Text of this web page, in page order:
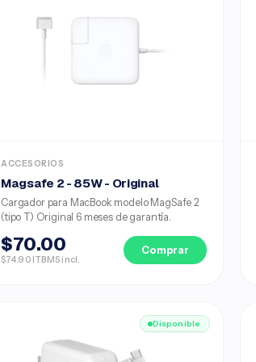
ACCESORIOS
Magsafe 2 - 85W - Original
Cargador para MacBook modelo MagSafe 2
(tipo T) Original 6 meses de garantía.
$70.00
$74.90 ITBMS incl.
Comprar
Disponible